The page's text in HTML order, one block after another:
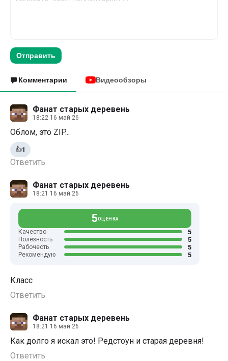
Отправить
Комментарии Видеообзоры
Фанат старых деревень
18:22 16 май 26
Облом, это ZIP...
Ответить
👍1
Фанат старых деревень
18:21 16 май 26
5ОЦЕНКА
Качество 5
Полезность 5
Рабочесть 5
Рекомендую 5
Класс
Ответить
Фанат старых деревень
18:21 16 май 26
Как долго я искал это! Редстоун и старая деревня!
Ответить